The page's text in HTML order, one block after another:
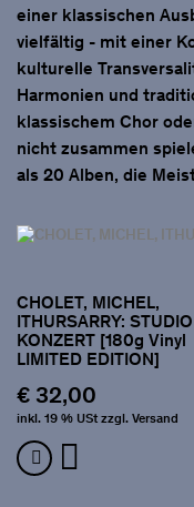
einer klassischen
vielfältig - mit einer
kulturelle
Harmonien und
klassischem Chor
nicht zusammen
als 20 Alben, die
CHOLET, MICHEL,
ITHURSARRY: STUDIO
KONZERT [180g Vinyl
LIMITED EDITION]
€ 32,00
inkl. 19 % USt zzgl. Versand